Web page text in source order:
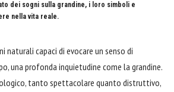
dei sogni sulla grandine, i loro simboli e
nella vita reale.
naturali capaci di evocare un senso di
una profonda inquietudine come la grandine.
tanto spettacolare quanto distruttivo,